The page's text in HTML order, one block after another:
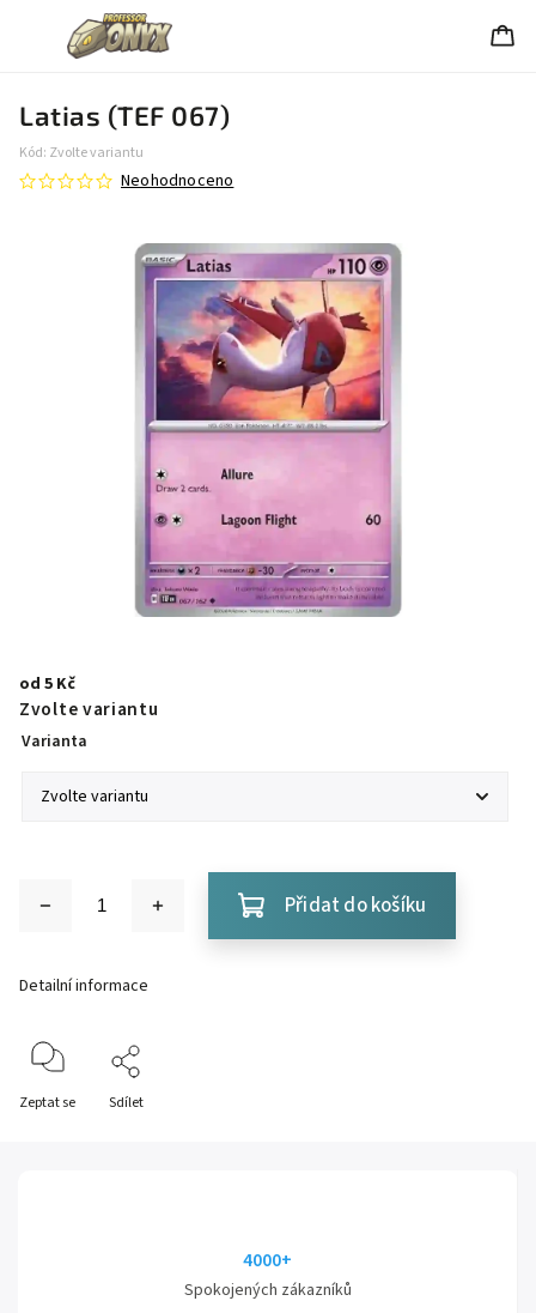
Latias (TEF 067)
Kód: Zvolte variantu
Neohodnoceno
od 5 Kč
Zvolte variantu
Varianta
Přidat do košíku
Detailní informace
Zeptat se Sdílet
4000+
Spokojených zákazníků